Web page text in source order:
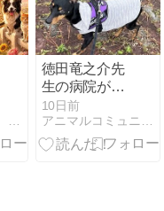
徳田竜之介先
生の病院が同
伴避難所に
”災害ペットの
ために熊本か
10日前